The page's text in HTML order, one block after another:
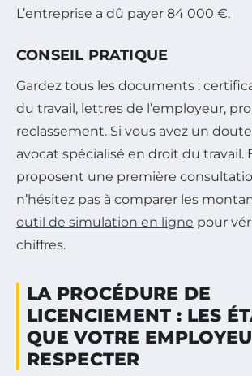
L’entreprise a dû payer 84 000 €.
CONSEIL PRATIQUE
Gardez tous les documents :
du travail, lettres de l’employeur,
reclassement. Si vous avez un
avocat spécialisé en droit du travail.
proposent une première
n’hésitez pas à comparer les
outil de simulation en ligne pour
chiffres.
LA PROCÉDURE DE
LICENCIEMENT : LES
QUE VOTRE
RESPECTER